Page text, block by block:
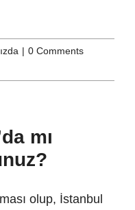
| 0 Comments
mı
olup, İstanbul